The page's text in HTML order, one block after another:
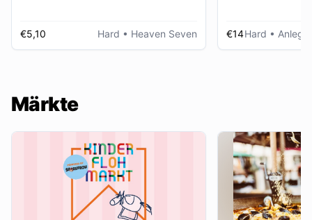
€5,10 Hard • Heaven Seven €14Hard •
Märkte